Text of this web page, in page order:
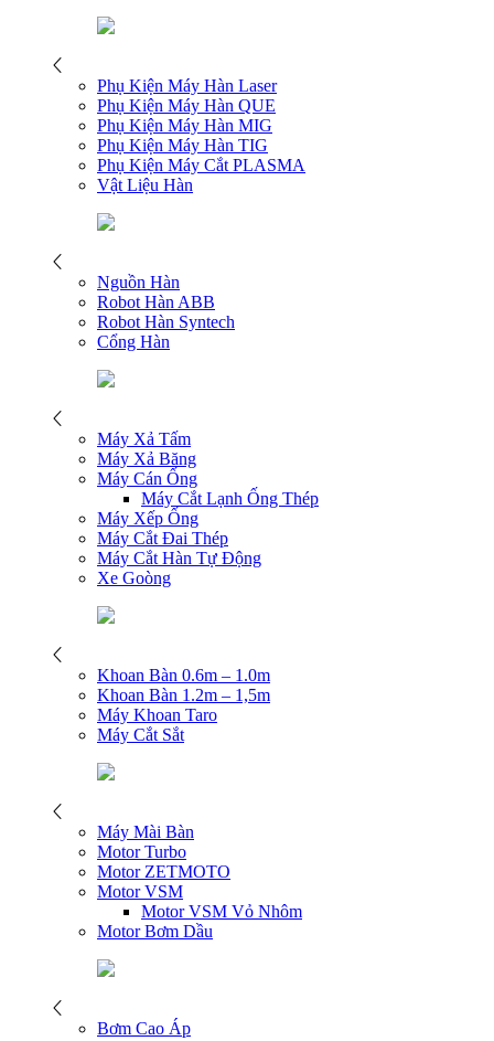
Phụ Kiện Máy Hàn Laser
Phụ Kiện Máy Hàn QUE
Phụ Kiện Máy Hàn MIG
Phụ Kiện Máy Hàn TIG
Phụ Kiện Máy Cắt PLASMA
Vật Liệu Hàn
Nguồn Hàn
Robot Hàn ABB
Robot Hàn Syntech
Cổng Hàn
Máy Xả Tấm
Máy Xả Băng
Máy Cán Ống
Máy Cắt Lạnh Ống Thép
Máy Xếp Ống
Máy Cắt Đai Thép
Máy Cắt Hàn Tự Động
Xe Goòng
Khoan Bàn 0.6m – 1.0m
Khoan Bàn 1.2m – 1,5m
Máy Khoan Taro
Máy Cắt Sắt
Máy Mài Bàn
Motor Turbo
Motor ZETMOTO
Motor VSM
Motor VSM Vỏ Nhôm
Motor Bơm Dầu
Bơm Cao Áp